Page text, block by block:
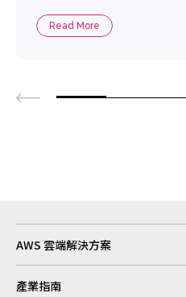
Read More
AWS 雲端解決方案
產業指南